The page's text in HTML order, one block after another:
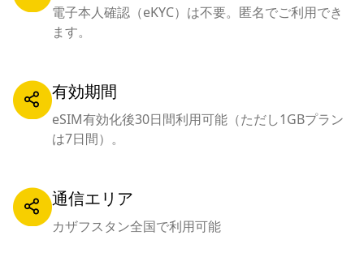
電子本人確認（eKYC）は不要。匿名でご利用でき
ます。
有効期間
eSIM有効化後30日間利用可能（ただし1GBプラン
は7日間）。
通信エリア
カザフスタン全国で利用可能